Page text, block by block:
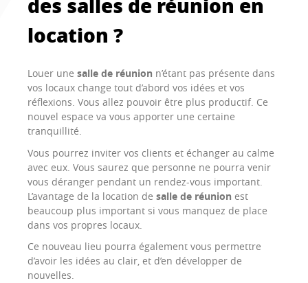
des salles de réunion en
location ?
Louer une salle de réunion n’étant pas présente dans
vos locaux change tout d’abord vos idées et vos
réflexions. Vous allez pouvoir être plus productif. Ce
nouvel espace va vous apporter une certaine
tranquillité.
Vous pourrez inviter vos clients et échanger au calme
avec eux. Vous saurez que personne ne pourra venir
vous déranger pendant un rendez-vous important.
L’avantage de la location de salle de réunion est
beaucoup plus important si vous manquez de place
dans vos propres locaux.
Ce nouveau lieu pourra également vous permettre
d’avoir les idées au clair, et d’en développer de
nouvelles.